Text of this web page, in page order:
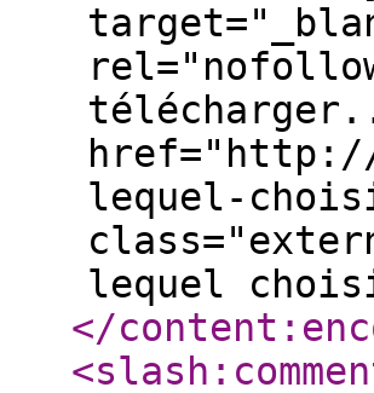
href="http://
lequel-
lequel
</